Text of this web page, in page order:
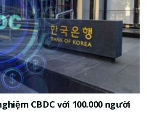
CBDC với 100.000 người